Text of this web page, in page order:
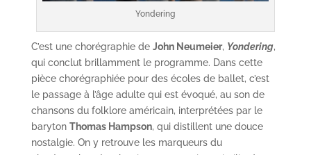
Yondering
C’est une chorégraphie de John Neumeier, Yondering,
qui conclut brillamment le programme. Dans cette
pièce chorégraphiée pour des écoles de ballet, c’est
le passage à l’âge adulte qui est évoqué, au son de
chansons du folklore américain, interprétées par le
baryton Thomas Hampson, qui distillent une douce
nostalgie. On y retrouve les marqueurs du